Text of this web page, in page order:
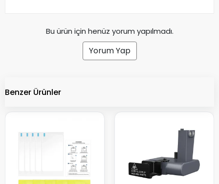
Bu ürün için henüz yorum yapılmadı.
Yorum Yap
Benzer Ürünler